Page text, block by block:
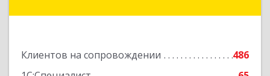
Клиентов на сопровождении
486